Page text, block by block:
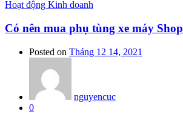
Hoạt động Kinh doanh
Có nên mua phụ tùng xe máy
Posted on Tháng 12 14, 2021
nguyencuc
0